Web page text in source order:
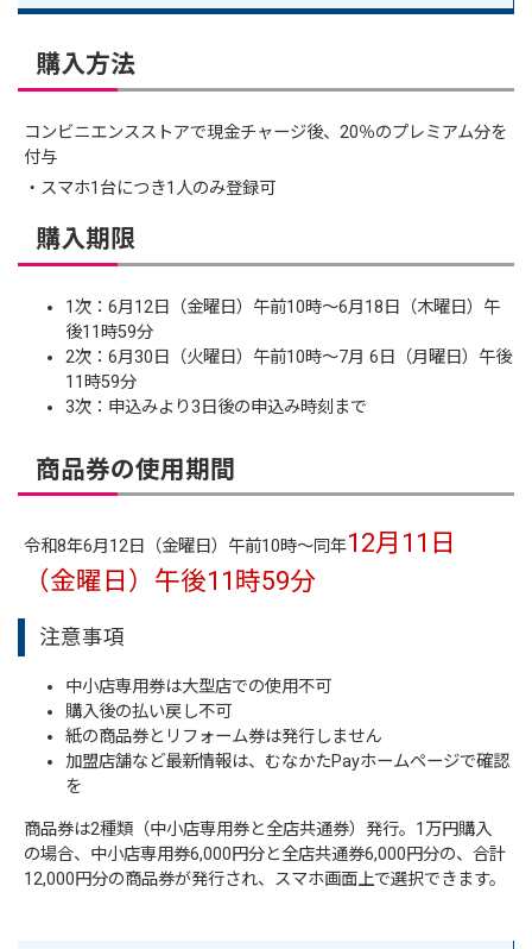
購入方法
コンビニエンスストアで現金チャージ後、20％のプレミアム分を
付与
・スマホ1台につき1人のみ登録可
購入期限
1次：6月12日（金曜日）午前10時～6月18日（木曜日）午
後11時59分
2次：6月30日（火曜日）午前10時～7月 6日（月曜日）午後
11時59分
3次：申込みより3日後の申込み時刻まで
商品券の使用期間
令和8年6月12日（金曜日）午前10時～同年12月11日
（金曜日）午後11時59分
注意事項
中小店専用券は大型店での使用不可
購入後の払い戻し不可
紙の商品券とリフォーム券は発行しません
加盟店舗など最新情報は、むなかたPayホームページで確認
を
商品券は2種類（中小店専用券と全店共通券）発行。1万円購入
の場合、中小店専用券6,000円分と全店共通券6,000円分の、合計
12,000円分の商品券が発行され、スマホ画面上で選択できます。